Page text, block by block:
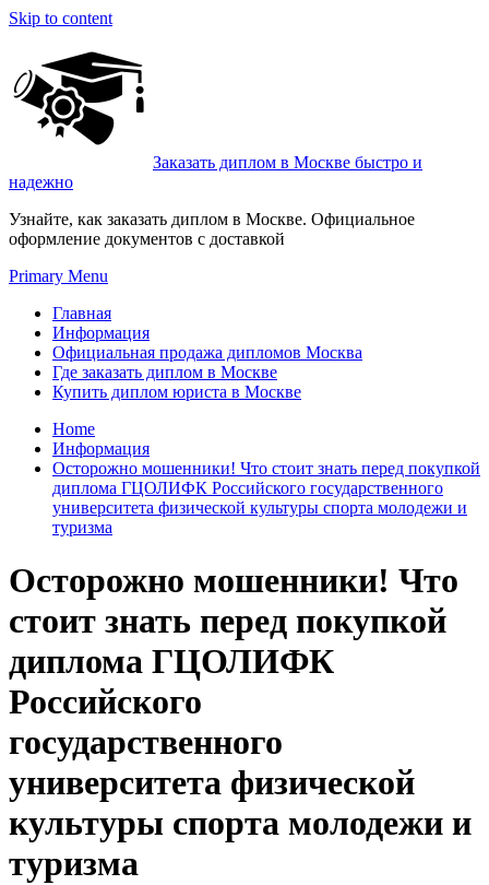
Skip to content
Заказать диплом в Москве быстро и
надежно
Узнайте, как заказать диплом в Москве. Официальное
оформление документов с доставкой
Primary Menu
Главная
Информация
Официальная продажа дипломов Москва
Где заказать диплом в Москве
Купить диплом юриста в Москве
Home
Информация
Осторожно мошенники! Что стоит знать перед покупкой
диплома ГЦОЛИФК Российского государственного
университета физической культуры спорта молодежи и
туризма
Осторожно мошенники! Что
стоит знать перед покупкой
диплома ГЦОЛИФК
Российского
государственного
университета физической
культуры спорта молодежи и
туризма